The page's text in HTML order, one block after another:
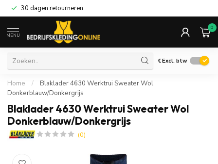
30 dagen retourneren
MENU
0
€Excl. btw
Home /
Blaklader 4630 Werktrui Sweater Wol
Donkerblauw/Donkergrijs
Blaklader 4630 Werktrui Sweater Wol
Donkerblauw/Donkergrijs
(0)